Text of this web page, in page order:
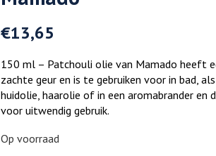
€13,65
150 ml – Patchouli olie van Mamado heeft
zachte geur en is te gebruiken voor in bad,
huidolie, haarolie of in een aromabrander en
voor uitwendig gebruik.
Op voorraad